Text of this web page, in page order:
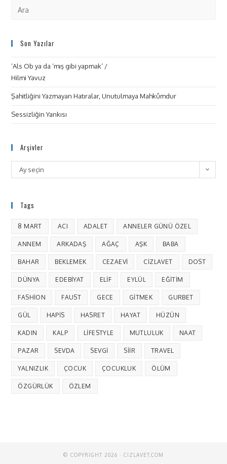
Son Yazılar
‘Als Ob ya da ‘mış gibi yapmak’ /
Hilmi Yavuz
Şahitliğini Yazmayan Hatıralar, Unutulmaya Mahkûmdur
Sessizliğin Yankısı
Arşivler
Ay seçin
Tags
8 MART ACI ADALET ANNELER GÜNÜ ÖZEL
ANNEM ARKADAŞ AĞAÇ AŞK BABA
BAHAR BEKLEMEK CEZAEVI CIZLAVET DOST
DÜNYA EDEBIYAT ELIF EYLÜL EĞITIM
FASHION FAUST GECE GITMEK GURBET
GÜL HAPIS HASRET HAYAT HÜZÜN
KADIN KALP LIFESTYLE MUTLULUK NAAT
PAZAR SEVDA SEVGI SIIR TRAVEL
YALNIZLIK ÇOCUK ÇOCUKLUK ÖLÜM
ÖZGÜRLÜK ÖZLEM
© COPYRIGHT 2026 · CIZLAVET.COM